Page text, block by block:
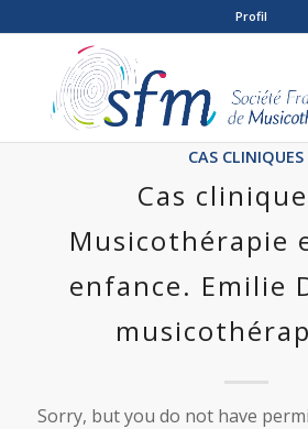
Profil
CAS CLINIQUES
Cas
Musicothérapie
enfance. Emilie
Sorry, but you do not have